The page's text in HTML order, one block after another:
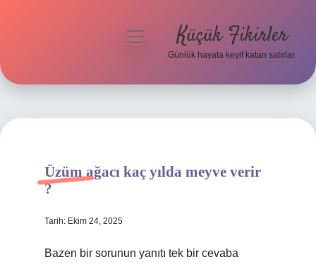
Hakkımızda
menüyü
Küçük Fikirler
Günlük hayata keyif katan satırlar.
Üzüm ağacı kaç yılda meyve verir
?
Tarih: Ekim 24, 2025
Bazen bir sorunun yanıtı tek bir cevaba